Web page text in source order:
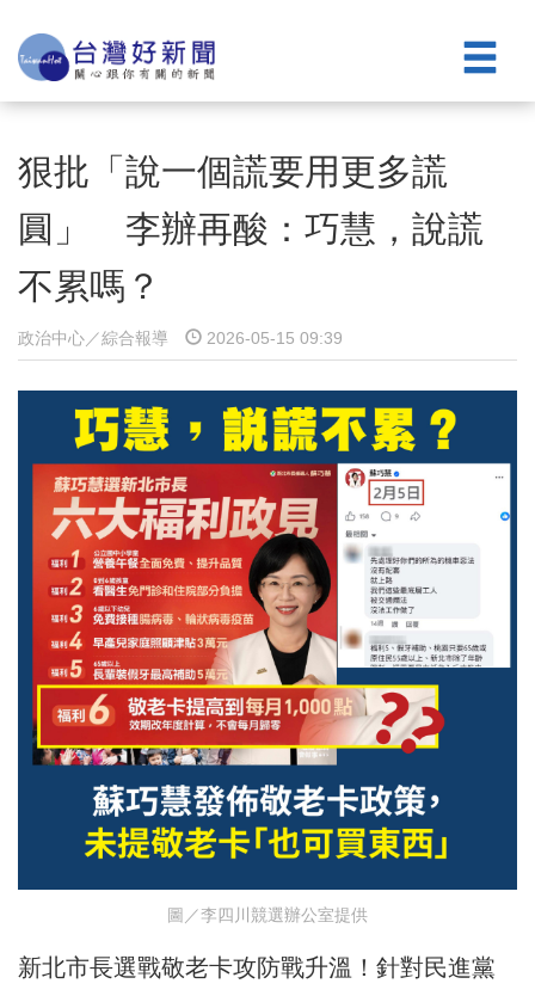
狠批「說一個謊要用更多謊
圓」 李辦再酸：巧慧，說謊
不累嗎？
政治中心／綜合報導 2026-05-15 09:39
圖／李四川競選辦公室提供
新北市長選戰敬老卡攻防戰升溫！針對民進黨